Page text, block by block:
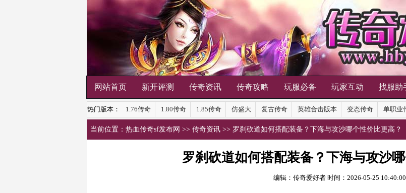
网站首页 新开评测 传奇资讯 传奇攻略 玩服必备 玩家互动 找服助
热门版本： 1.76传奇 1.80传奇 1.85传奇 仿盛大 复古传奇 英雄合击版本 变态传奇 单职业
当前位置： 热血传奇sf发布网 >> 传奇资讯 >> 罗刹砍道如何搭配装备？下海与攻沙哪个性价比更高？
罗刹砍道如何搭配装备？下海与攻沙
编辑：传奇爱好者 时间：2026-05-25 10:40:00